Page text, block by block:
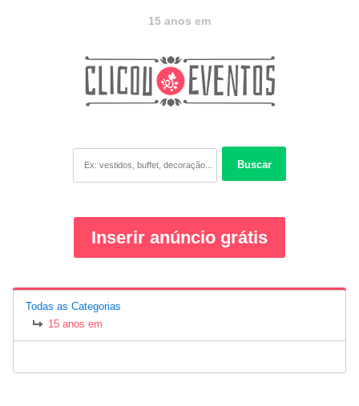
15 anos em
Buscar
Inserir anúncio grátis
Todas as Categorias
15 anos em